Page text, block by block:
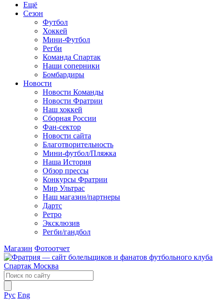
Ещё
Сезон
Футбол
Хоккей
Мини-Футбол
Регби
Команда Спартак
Наши соперники
Бомбардиры
Новости
Новости Команды
Новости Фратрии
Наш хоккей
Сборная России
Фан-cектор
Новости сайта
Благотворительность
Мини-футбол/Пляжка
Наша История
Обзор прессы
Конкурсы Фратрии
Мир Ультрас
Наш магазин/партнеры
Дартс
Ретро
Эксклюзив
Регби/гандбол
Магазин Фотоотчет
Рус Eng